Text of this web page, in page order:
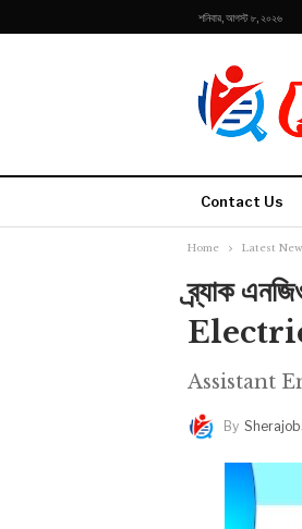
শনিবার, আগস্ট ৮, ২০২৬
Contact Us
Home Latest
ব্র্যাক
Assistant
By